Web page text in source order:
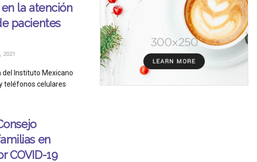
la atención
pacientes
2021
del Instituto Mexicano
teléfonos celulares
en
COVID-19